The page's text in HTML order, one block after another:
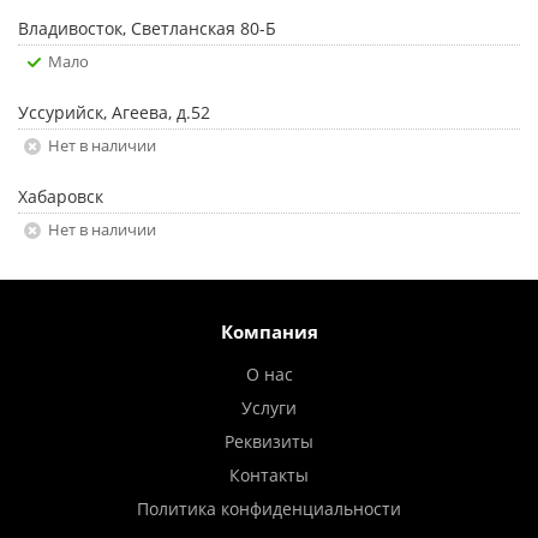
Владивосток, Светланская 80-Б
Мало
Уссурийск, Агеева, д.52
Нет в наличии
Хабаровск
Нет в наличии
Компания
О нас
Услуги
Реквизиты
Контакты
Политика конфиденциальности